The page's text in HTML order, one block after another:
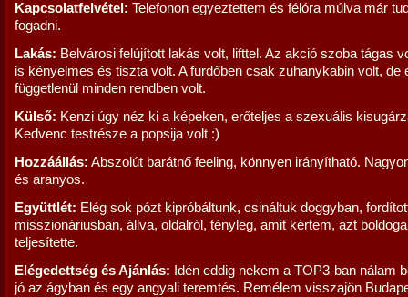
Kapcsolatfelvétel: Telefonon egyeztettem és félóra múlva már
fogadni.
Lakás: Belvárosi felújított lakás volt, lifttel. Az akció szoba tágas
is kényelmes és tiszta volt. A furdőben csak zuhanykabin volt, de
függetlenül minden rendben volt.
Külső: Kenzi úgy néz ki a képeken, erőteljes a szexuális
Kedvenc testrésze a popsija volt :)
Hozzáállás: Abszolút barátnő feeling, könnyen irányítható.
és aranyos.
Együttlét: Elég sok pózt kipróbáltunk, csináltuk doggyban,
misszionáriusban, állva, oldalról, tényleg, amit kértem, azt
teljesítette.
Elégedettség és Ajánlás: Idén eddig nekem a TOP3-ban nálam
jó az ágyban és egy angyali teremtés. Remélem visszajön